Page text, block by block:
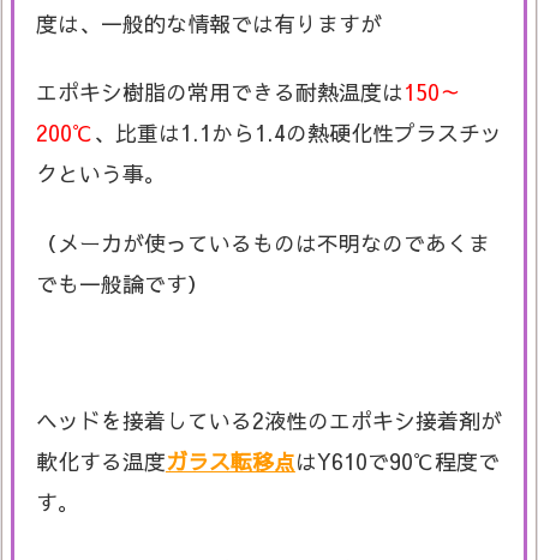
度は、一般的な情報では有りますが
エポキシ樹脂の常用できる耐熱温度は150～
200℃、比重は1.1から1.4の熱硬化性プラスチッ
クという事。
（メーカが使っているものは不明なのであくま
でも一般論です）
ヘッドを接着している2液性のエポキシ接着剤が
軟化する温度ガラス転移点はY610で90℃程度で
す。